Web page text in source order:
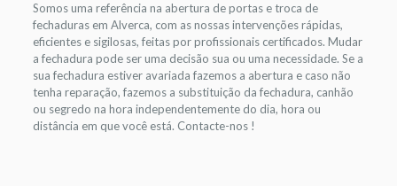
Somos uma referência na abertura de portas e troca de
fechaduras em Alverca, com as nossas intervenções rápidas,
eficientes e sigilosas, feitas por profissionais certificados. Mudar
a fechadura pode ser uma decisão sua ou uma necessidade. Se a
sua fechadura estiver avariada fazemos a abertura e caso não
tenha reparação, fazemos a substituição da fechadura, canhão
ou segredo na hora independentemente do dia, hora ou
distância em que você está. Contacte-nos !